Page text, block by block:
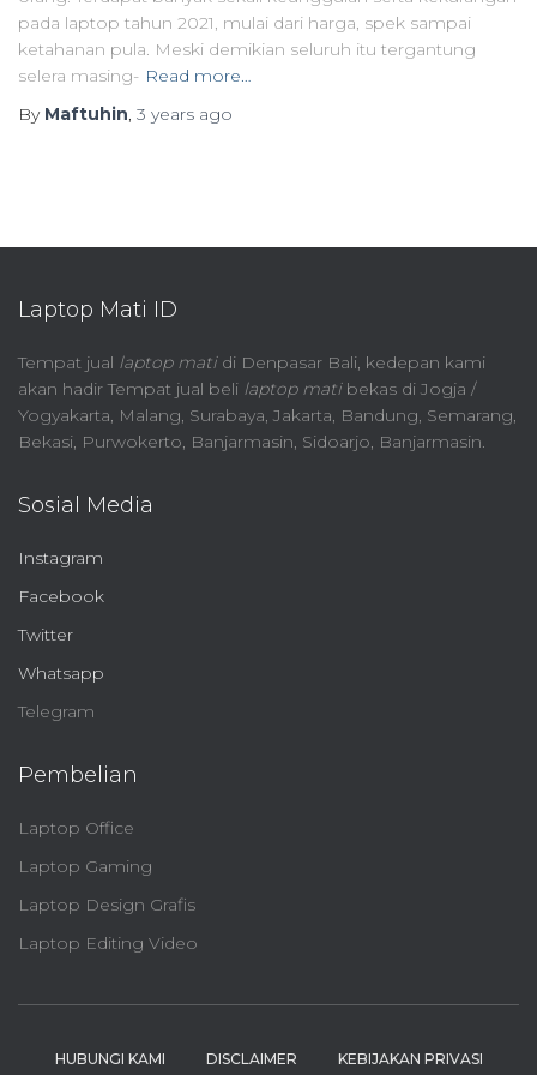
pada laptop tahun 2021, mulai dari harga, spek sampai
ketahanan pula. Meski demikian seluruh itu tergantung
selera masing- Read more…
By Maftuhin, 3 years ago
Laptop Mati ID
Tempat jual laptop matidi Denpasar Bali, kedepan kami
akan hadir Tempat jual beli laptop matibekas di Jogja /
Yogyakarta, Malang, Surabaya, Jakarta, Bandung, Semarang,
Bekasi, Purwokerto, Banjarmasin, Sidoarjo, Banjarmasin.
Sosial Media
Instagram
Facebook
Twitter
Whatsapp
Telegram
Pembelian
Laptop Office
Laptop Gaming
Laptop Design Grafis
Laptop Editing Video
HUBUNGI KAMI DISCLAIMER KEBIJAKAN PRIVASI